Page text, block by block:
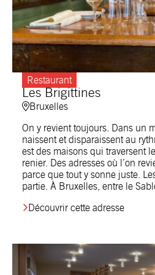
Les Brigittines
Restaurant
Bruxelles
On y revient toujours. Dans un
naissent et disparaissent au
est des maisons qui traversent
renier. Des adresses où l’on
parce que tout y sonne juste.
partie. À Bruxelles, entre le
Découvrir cette adresse